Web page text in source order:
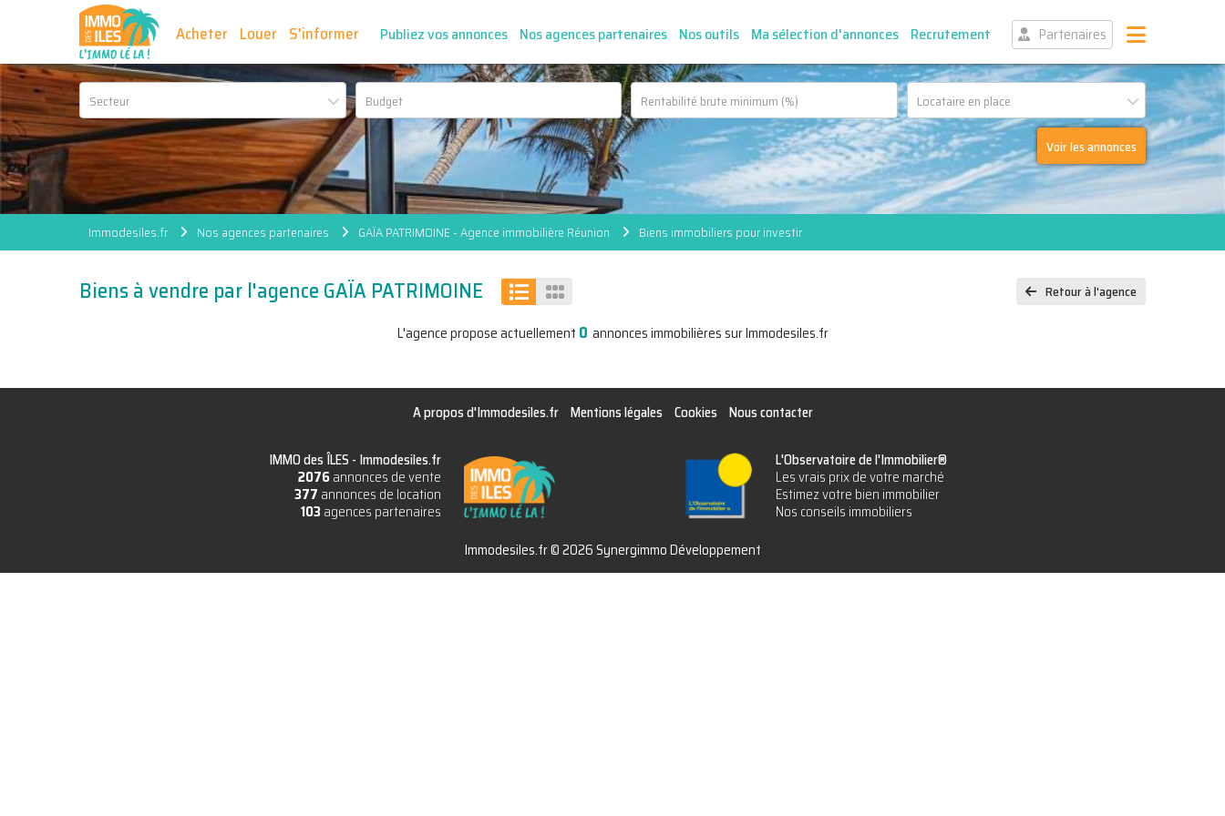
Acheter Louer S'informer Publiez vos annonces Nos agences partenaires Nos outils Ma sélection d'annonces Recrutement Partenaires
Secteur Locataire en place
Voir les annonces
Immodesiles.fr Nos agences partenaires GAÏA PATRIMOINE - Agence immobilière Réunion Biens immobiliers pour investir
Biens à vendre par l'agence GAÏA PATRIMOINE Retour à l'agence
L'agence propose actuellement 0 annonces immobilières sur Immodesiles.fr
A propos d'Immodesiles.fr Mentions légales Cookies Nous contacter
IMMO des ÎLES - Immodesiles.fr
2076annonces de vente
377 annonces de location
103agences partenaires
L'Observatoire de l'Immobilier®
Les vrais prix de votre marché
Estimez votre bien immobilier
Nos conseils immobiliers
Immodesiles.fr © 2026 Synergimmo Développement